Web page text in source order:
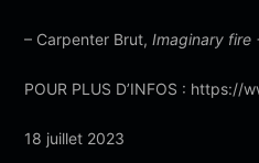
– Carpenter Brut,Imaginary fire
POUR PLUS D’INFOS :
18 juillet 2023